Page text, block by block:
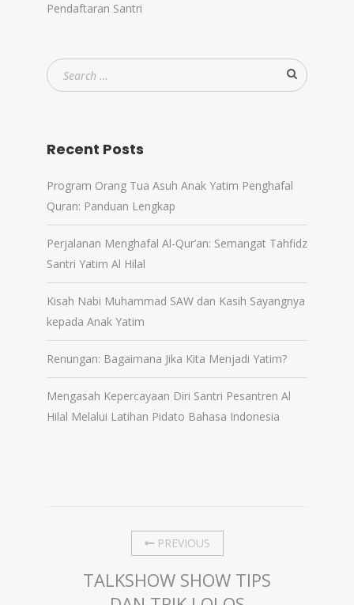
Pendaftaran Santri
Recent Posts
Program Orang Tua Asuh Anak Yatim Penghafal
Quran: Panduan Lengkap
Perjalanan Menghafal Al-Qur’an: Semangat Tahfidz
Santri Yatim Al Hilal
Kisah Nabi Muhammad SAW dan Kasih Sayangnya
kepada Anak Yatim
Renungan: Bagaimana Jika Kita Menjadi Yatim?
Mengasah Kepercayaan Diri Santri Pesantren Al
Hilal Melalui Latihan Pidato Bahasa Indonesia
PREVIOUS
TALKSHOW SHOW TIPS